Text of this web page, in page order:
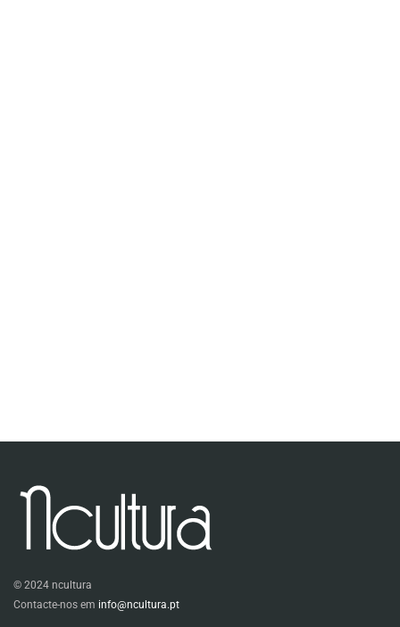
© 2024 ncultura
Contacte-nos em info@ncultura.pt